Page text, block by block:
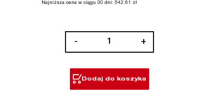
Najniższa cena w ciągu 30 dni: 542.61 zł
-
przenośna
LED
+
Dodaj do koszyka